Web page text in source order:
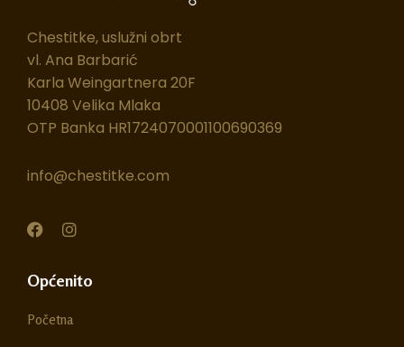
Chestitke, uslužni obrt
vl. Ana Barbarić
Karla Weingartnera 20F
10408 Velika Mlaka
OTP Banka HR1724070001100690369
info@chestitke.com
F
e
b
o
I
t
r
Općenito
Početna